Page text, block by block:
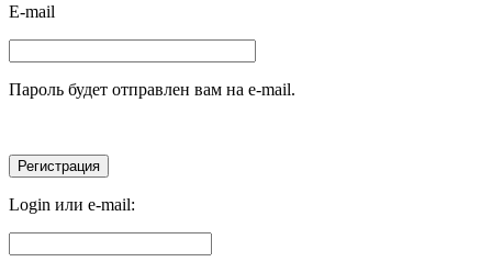
E-mail
Пароль будет отправлен вам на e-mail.
Login или e-mail: